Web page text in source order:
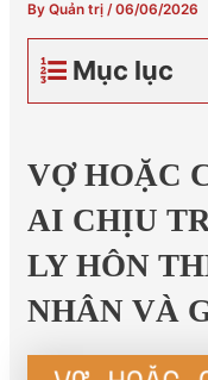
By Quản trị /06/06/2026
Mục lục
VỢ HOẶC
AI CHỊU
LY HÔN
NHÂN VÀ